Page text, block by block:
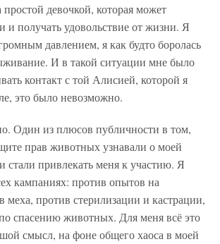
девочкой, которая может
и получать удовольствие от жизни. Я
давлением, я как будто боролась
И в такой ситуации мне было
контакт с той Алисией, которой я
это было невозможно.
Один из плюсов публичности в том,
прав животных узнавали о моей
стали привлекать меня к участию. Я
кампаниях: против опытов на
против стерилизации и кастрации,
спасению животных. Для меня всё это
смысл, на фоне общего хаоса в моей